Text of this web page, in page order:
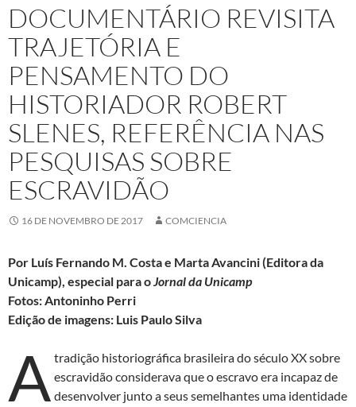
DOCUMENTÁRIO REVISITA
TRAJETÓRIA E
PENSAMENTO DO
HISTORIADOR ROBERT
SLENES, REFERÊNCIA NAS
PESQUISAS SOBRE
ESCRAVIDÃO
16 DE NOVEMBRO DE 2017 COMCIENCIA
Por Luís Fernando M. Costa e Marta Avancini (Editora da
Unicamp), especial para oJornal da Unicamp
Fotos: Antoninho Perri
Edição de imagens: Luis Paulo Silva
A tradição historiográfica brasileira do século XX sobre
escravidão considerava que o escravo era incapaz de
desenvolver junto a seus semelhantes uma identidade